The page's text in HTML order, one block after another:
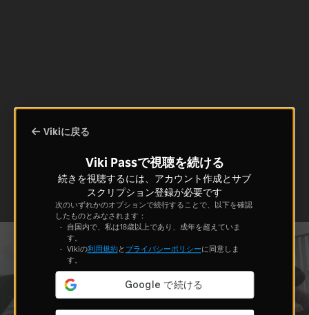
Vikiに戻る
Viki Passで視聴を続ける
続きを視聴するには、アカウント作成とサブ
スクリプション登録が必要です
次のいずれかのオプションで続行することで、以下を確認
したものとみなされます：
自国内で、私は18歳以上であり、成年を超えていま
す。
Vikiの利用規約と プライバシーポリシーに同意しま
す。